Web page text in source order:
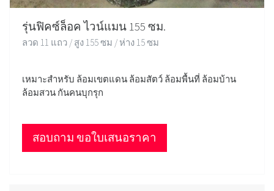
รุ่นฟิคซ์ล็อค ไวน์แมน 155 ซม.
ลวด 11 แถว / สูง 155 ซม / ห่าง 15 ซม
เหมาะสำหรับ ล้อมเขตแดน ล้อมสัตว์ ล้อมพื้นที่ ล้อมบ้าน
ล้อมสวน กันคนบุกรุก
สอบถาม ขอใบเสนอราคา